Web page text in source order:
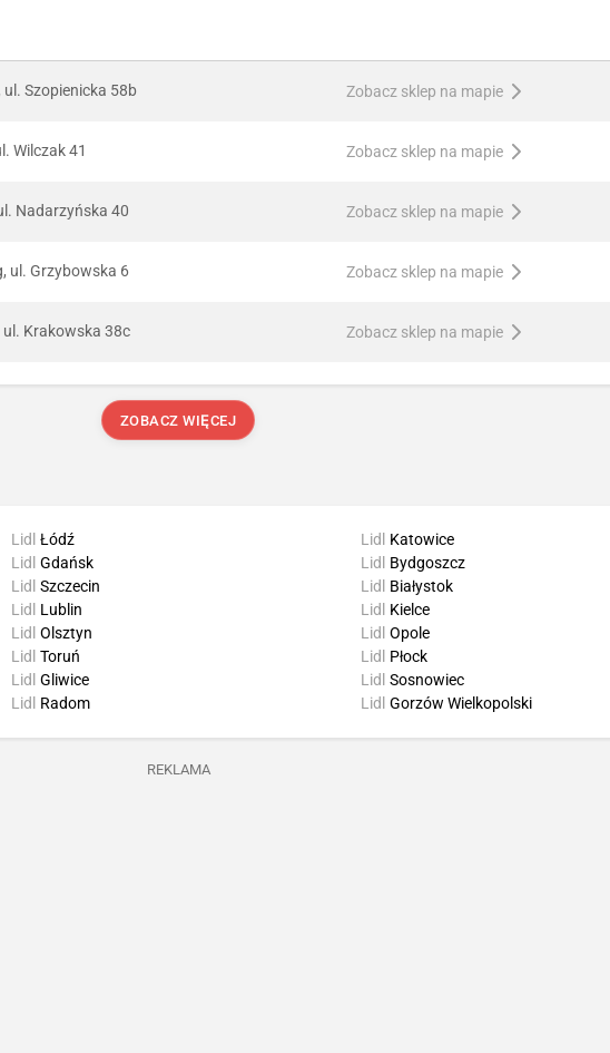
ul. Szopienicka 58b Zobacz sklep na mapie
Wilczak 41 Zobacz sklep na mapie
Nadarzyńska 40 Zobacz sklep na mapie
ul. Grzybowska 6 Zobacz sklep na mapie
ul. Krakowska 38c Zobacz sklep na mapie
ZOBACZ WIĘCEJ
Lidl Łódź
Lidl Gdańsk
Lidl Szczecin
Lidl
Lublin
Lidl
Katowice
Lidl
Bydgoszcz
Lidl
Białystok
Lidl
Kielce
Lidl Olsztyn
Lidl Toruń
Lidl Gliwice
Lidl
Radom
Lidl Opole
Lidl
Płock
Lidl Sosnowiec
Lidl Gorzów Wielkopolski
REKLAMA